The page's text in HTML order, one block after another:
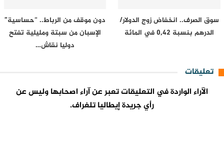
سوق الصرف.. انخفاض زوج الدولار/
الدرهم بنسبة 0,42 في المائة
دون موقف من الرباط.. “حساسية”
الإسبان من سبتة ومليلية تفتح
دوليا نقاش…
تعليقات
الآراء الواردة في التعليقات تعبر عن آراء اصحابها وليس عن
رأي جريدة إيطاليا تلغراف.